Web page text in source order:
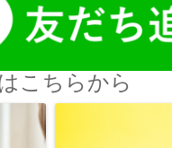
こちらから